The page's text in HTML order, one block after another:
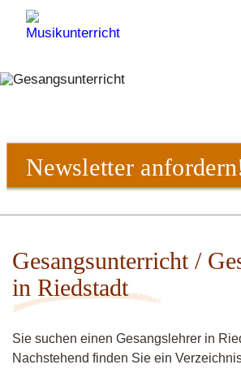
Newsletter
Gesangsunterricht /
in Riedstadt
Sie suchen einen Gesangslehrer in
Nachstehend finden Sie ein